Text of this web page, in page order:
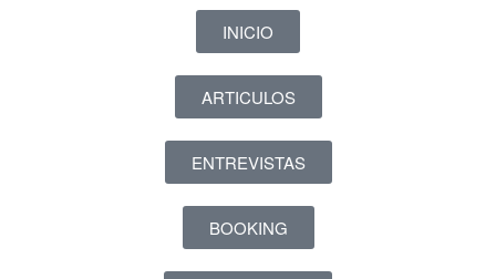
INICIO
ARTICULOS
ENTREVISTAS
BOOKING